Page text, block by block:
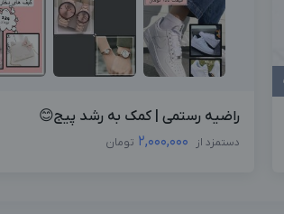
راضیه رستمی | کمک به رشد پیج😊
دستمزد از 2,000,000 تومان